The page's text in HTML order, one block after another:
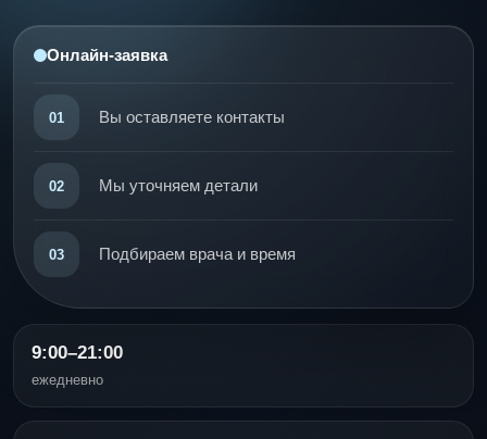
Онлайн-заявка
01 Вы оставляете контакты
02 Мы уточняем детали
03 Подбираем врача и время
9:00–21:00
ежедневно